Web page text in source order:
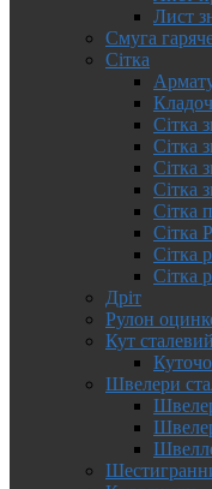
Лист
Смуга
Сітка
Сітка
Сітка
Сітка
Сітка
Сітка
Сітка
Сітка
Сітка
Дріт
Рулон
Кут сталевий
Швелери